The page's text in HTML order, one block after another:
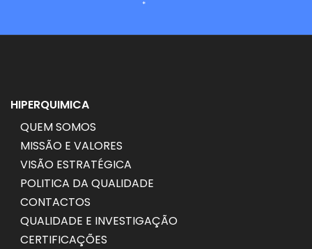
*
HIPERQUIMICA
QUEM SOMOS
MISSÃO E VALORES
VISÃO ESTRATÉGICA
POLITICA DA QUALIDADE
CONTACTOS
QUALIDADE E INVESTIGAÇÃO
CERTIFICAÇÕES